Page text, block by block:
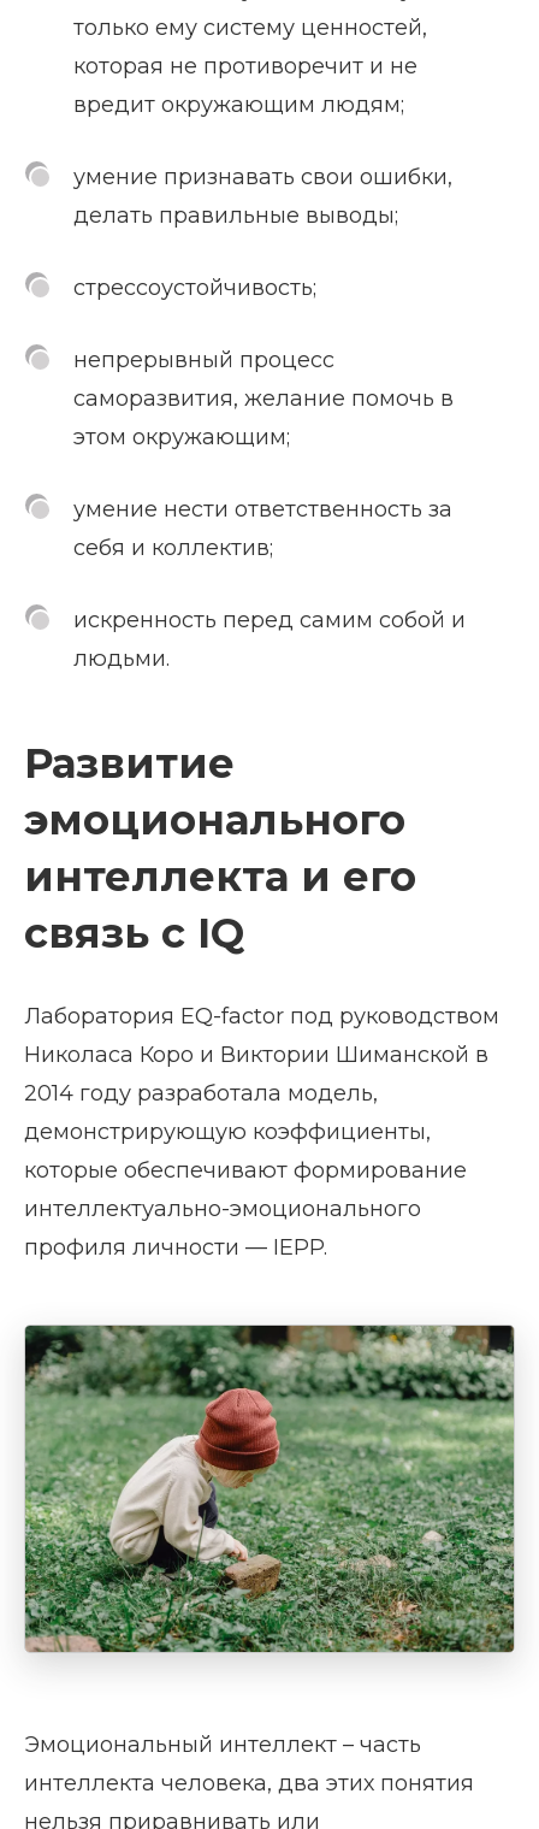
только ему систему ценностей,
которая не противоречит и не
вредит окружающим людям;
умение признавать свои ошибки,
делать правильные выводы;
стрессоустойчивость;
непрерывный процесс
саморазвития, желание помочь в
этом окружающим;
умение нести ответственность за
себя и коллектив;
искренность перед самим собой и
людьми.
Развитие
эмоционального
интеллекта и его
связь с IQ
Лаборатория EQ-factor под руководством
Николаса Коро и Виктории Шиманской в
2014 году разработала модель,
демонстрирующую коэффициенты,
которые обеспечивают формирование
интеллектуально-эмоционального
профиля личности — IEPP.
Эмоциональный интеллект – часть
интеллекта человека, два этих понятия
нельзя приравнивать или